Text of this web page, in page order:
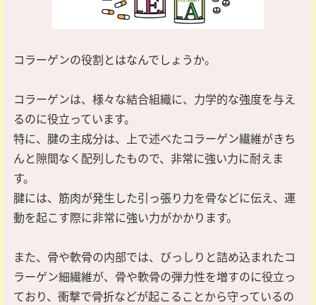
コラーゲンの役割とはなんでしょうか。
コラーゲンは、様々な結合組織に、力学的な強度を与え
るのに役立っています。
特に、腱の主成分は、上で述べたコラーゲン繊維がきち
んと隙間なく配列したもので、非常に強い力に耐えま
す。
腱には、筋肉が発生した引っ張り力を骨などに伝え、運
動を起こす際に非常に強い力がかかります。
また、骨や軟骨の内部では、びっしりと詰め込まれたコ
ラーゲン細繊維が、骨や軟骨の弾力性を増すのに役立っ
ており、衝撃で骨折などが起こることから守っているの